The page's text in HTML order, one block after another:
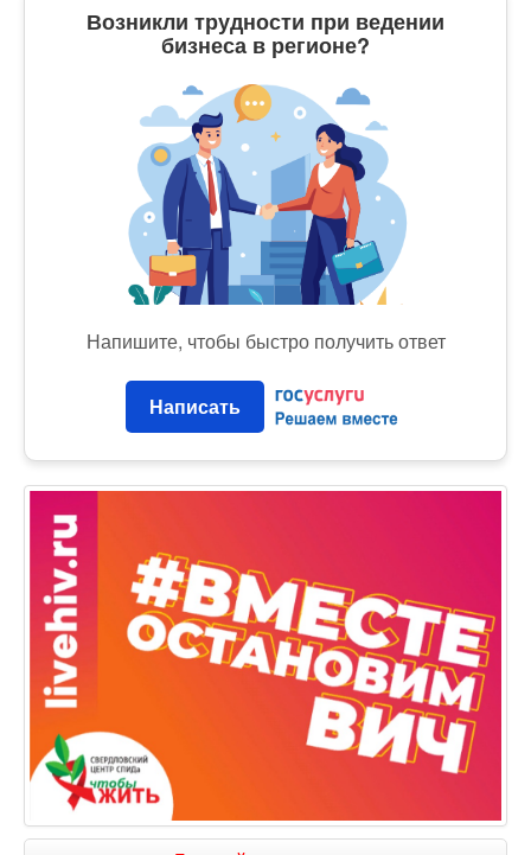
Возникли трудности при ведении
бизнеса в регионе?
Напишите, чтобы быстро получить ответ
Написать